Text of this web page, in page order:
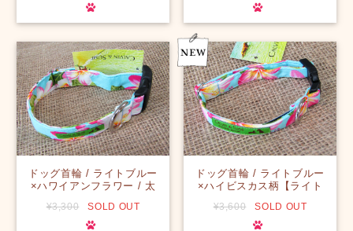
とオシャレに見せてくれま
なの子関係なく似合う
ドッグ首輪 / ライトブルー
×ハワイアンフラワー / 太
るく優しく映えるハワイア
ンフラワーで可愛らしい印
¥3,300 SOLD OUT
ドッグ首輪 / ライトブルー
×ハイビスカス柄【ライト
のハイビスカス♪かわいく
首元を飾ってくれま
¥3,600 SOLD OUT